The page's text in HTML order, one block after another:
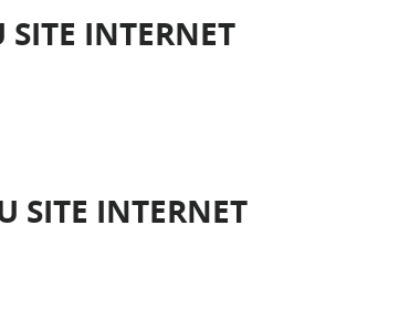
SITE INTERNET
SITE INTERNET